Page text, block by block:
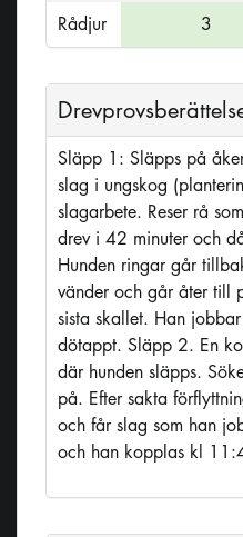
Rådjur
3
Släpp 1: Släpps på
slag i ungskog
slagarbete. Reser rå
drev i 42 minuter och
Hunden ringar går
vänder och går åter till
sista skallet. Han
dötappt. Släpp 2. En
där hunden släpps.
på. Efter sakta
och får slag som han
och han kopplas kl